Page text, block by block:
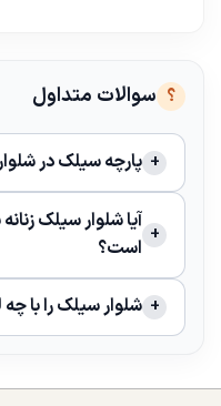
سوالات متداول
پارچه سیلک در شلوار
آیا شلوار سیلک
است؟
شلوار سیلک را با